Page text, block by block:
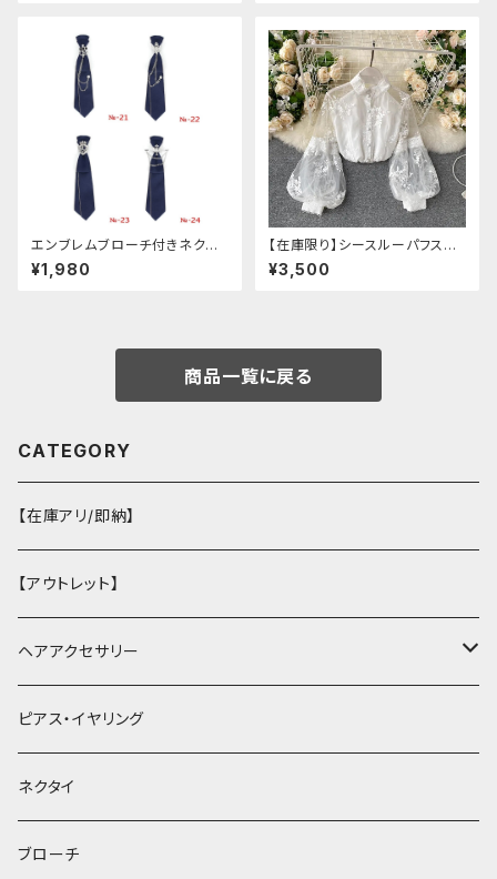
エンブレムブローチ付きネクタ
イ(ネイビー)
¥1,980
【在庫限り】シースルーパフスリ
ーブ刺繍ブラウス
¥3,500
商品一覧に戻る
CATEGORY
【在庫アリ/即納】
【アウトレット】
ヘアアクセサリー
ヘアクリップ
ヘッドドレス・カチューシャ
ヘアゴム
ピアス・イヤリング
ネクタイ
ブローチ